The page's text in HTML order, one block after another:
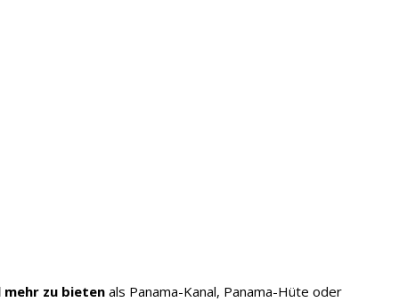
mehr zu bieten als Panama-Kanal, Panama-Hüte oder